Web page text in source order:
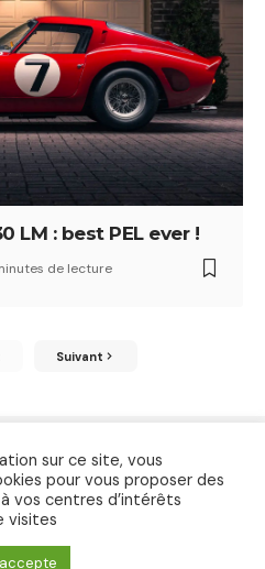
LM : best PEL ever !
de lecture
Suivant
Contact
sur ce site, vous
pour vous proposer des
vos centres d’intérêts
visites